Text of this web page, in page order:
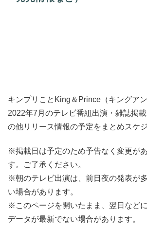
キンプリことKing＆Prince（キングア
2022年7月のテレビ番組出演・雑誌掲
の他リリース情報の予定をまとめスケ
※掲載日は予定のため予告なく変更が
す。ご了承ください。
※朝のテレビ出演は、前日夜の発表が
い場合があります。
※このページを開いたまま、翌日など
データが最新でない場合があります。